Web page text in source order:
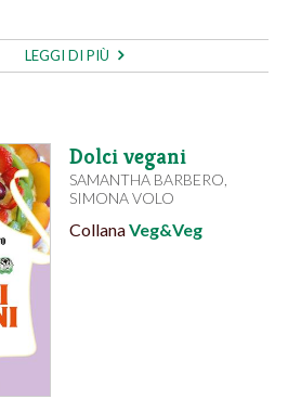
LEGGI DI PIÙ
Dolci vegani
SAMANTHA BARBERO
SIMONA VOLO
CollanaVeg&Veg